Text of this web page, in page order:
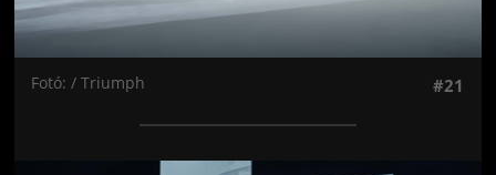
Fotó: / Triumph #21